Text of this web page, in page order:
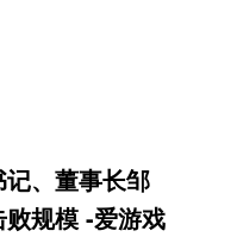
、董事长邹
规模 -爱游戏